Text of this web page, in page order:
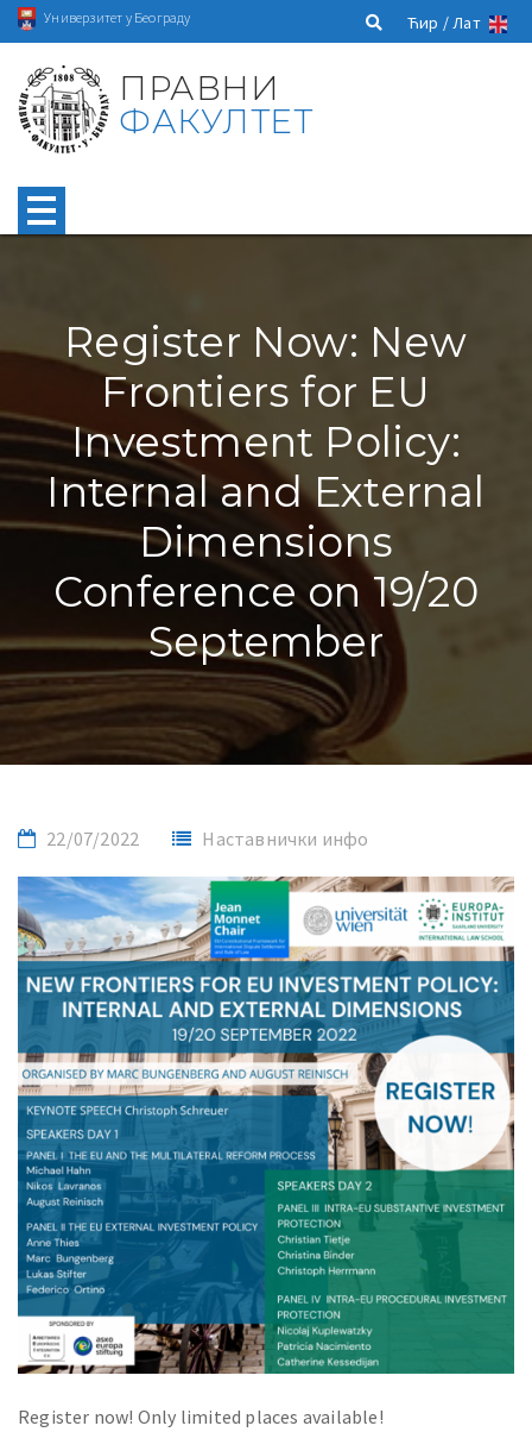
Универзитет у Београду Ћир /Лат
ПРАВНИ
ФАКУЛТЕТ
Register Now: New
Frontiers for EU
Investment Policy:
Internal and External
Dimensions
Conference on 19/20
September
22/07/2022 Наставнички инфо
Register now! Only limited places available!